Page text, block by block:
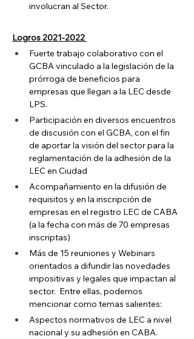
involucran al Sector.
Logros 2021-2022
Fuerte trabajo colaborativo con el
GCBA vinculado a la legislación de la
prórroga de beneficios para
empresas que llegan a la LEC desde
LPS.
Participación en diversos encuentros
de discusión con el GCBA, con el fin
de aportar la visión del sector para la
reglamentación de la adhesión de la
LEC en Ciudad
Acompañamiento en la difusión de
requisitos y en la inscripción de
empresas en el registro LEC de CABA
(a la fecha con más de 70 empresas
inscriptas)
Más de 15 reuniones y Webinars
orientados a difundir las novedades
impositivas y legales que impactan al
sector.  Entre ellas, podemos
mencionar como temas salientes:
Aspectos normativos de LEC a nivel
nacional y su adhesión en CABA.